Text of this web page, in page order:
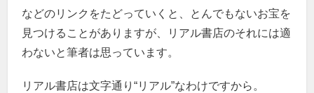
などのリンクをたどっていくと、とんでもないお宝を
見つけることがありますが、リアル書店のそれには適
わないと筆者は思っています。
リアル書店は文字通り“リアル”なわけですから。